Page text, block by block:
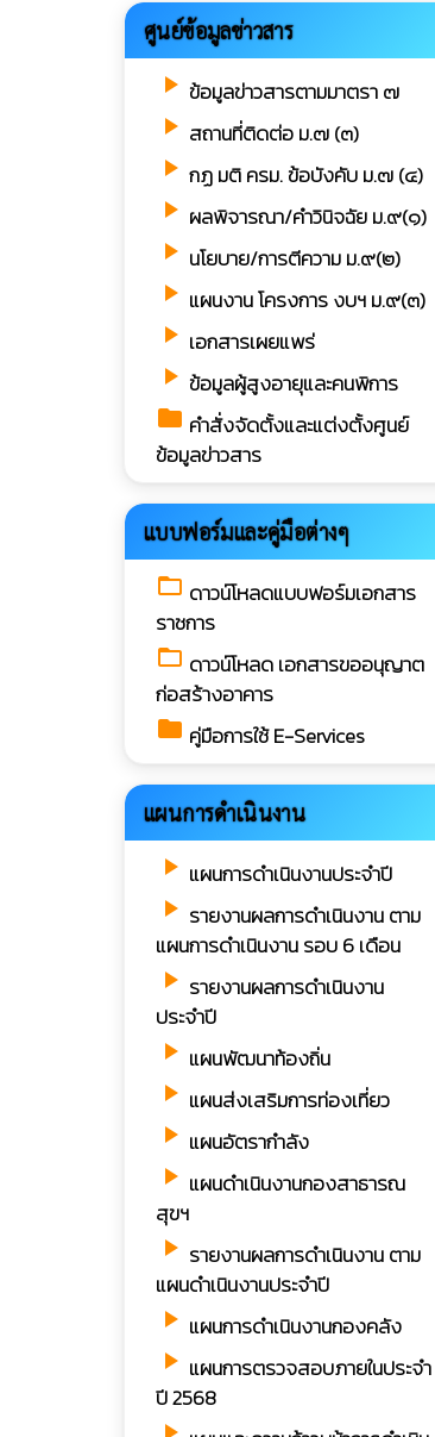
ศูนย์ข้อมูลข่าวสาร
play_arrow ข้อมูลข่าวสารตามมาตรา ๗
play_arrow สถานที่ติดต่อ ม.๗ (๓)
play_arrow กฏ มติ ครม. ข้อบังคับ ม.๗ (๔)
play_arrow ผลพิจารณา/คำวินิจฉัย ม.๙(๑)
play_arrow นโยบาย/การตีความ ม.๙(๒)
play_arrow แผนงาน โครงการ งบฯ ม.๙(๓)
play_arrow เอกสารเผยแพร่
play_arrow ข้อมูลผู้สูงอายุและคนพิการ
folder คำสั่งจัดตั้งและแต่งตั้งศูนย์
ข้อมูลข่าวสาร
แบบฟอร์มและคู่มือต่างๆ
folder_open ดาวน์โหลดแบบฟอร์มเอกสาร
ราชการ
folder_open ดาวน์โหลด เอกสารขออนุญาต
ก่อสร้างอาคาร
folder คู่มือการใช้ E-Services
แผนการดำเนินงาน
play_arrow แผนการดำเนินงานประจำปี
play_arrow รายงานผลการดำเนินงาน ตาม
แผนการดำเนินงาน รอบ 6 เดือน
play_arrow รายงานผลการดำเนินงาน
ประจำปี
play_arrow แผนพัฒนาท้องถิ่น
play_arrow แผนส่งเสริมการท่องเที่ยว
play_arrow แผนอัตรากำลัง
play_arrow แผนดำเนินงานกองสาธารณ
สุขฯ
play_arrow รายงานผลการดำเนินงาน ตาม
แผนดำเนินงานประจำปี
play_arrow แผนการดำเนินงานกองคลัง
play_arrow แผนการตรวจสอบภายในประจำ
ปี 2568